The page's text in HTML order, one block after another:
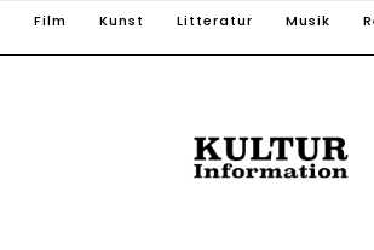
Film Kunst Litteratur Musik